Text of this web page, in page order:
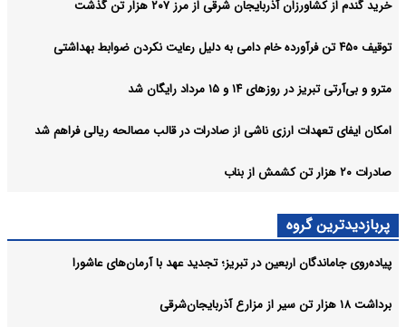
خرید گندم از کشاورزان آذربایجان شرقی از مرز ۲۰۷ هزار تن گذشت
توقیف ۴۵۰ تن فرآورده خام دامی به دلیل رعایت نکردن ضوابط بهداشتی
مترو و بی‌آرتی تبریز در روزهای ۱۴ و ۱۵ مرداد رایگان شد
امکان ایفای تعهدات ارزی ناشی از صادرات در قالب مصالحه ریالی فراهم شد
صادرات ۲۰ هزار تن کشمش از بناب
پربازدیدترین گروه
پیاده‌روی جاماندگان اربعین در تبریز؛ تجدید عهد با آرمان‌های عاشورا
برداشت ۱۸ هزار تن سیر از مزارع آذربایجان‌شرقی